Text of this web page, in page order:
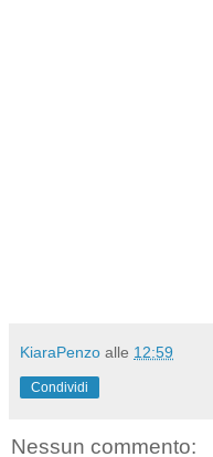
KiaraPenzo alle 12:59
Condividi
Nessun commento: